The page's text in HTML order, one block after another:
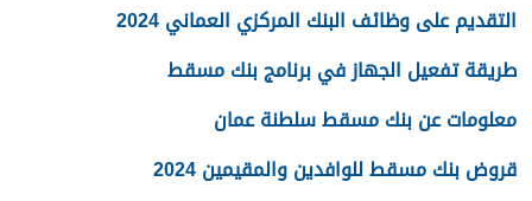
التقديم على وظائف البنك المركزي العماني 2024
طريقة تفعيل الجهاز في برنامج بنك مسقط
معلومات عن بنك مسقط سلطنة عمان
قروض بنك مسقط للوافدين والمقيمين 2024